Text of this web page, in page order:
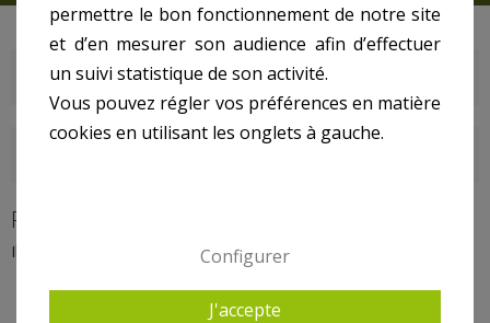
FARTOOLS
FARTOOLS
Il n'y a aucun produit dans cette catégorie.
permettre le bon fonctionnement de notre site
et d’en mesurer son audience afin d’effectuer
un suivi statistique de son activité.
Vous pouvez régler vos préférences en matière
cookies en utilisant les onglets à gauche.
Configurer
J'accepte